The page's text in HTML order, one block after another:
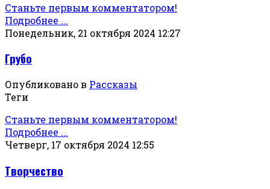
Станьте первым комментатором!
Подробнее ...
Понедельник, 21 октября 2024 12:27
Грубо
Опубликовано в Рассказы
Теги
Станьте первым комментатором!
Подробнее ...
Четверг, 17 октября 2024 12:55
Творчество